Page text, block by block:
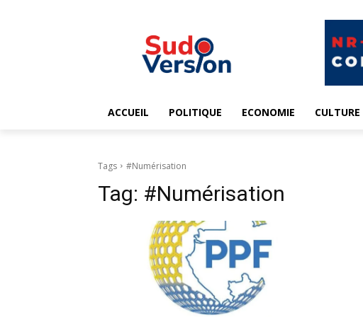
ACCUEIL POLITIQUE ECONOMIE CULTURE
Tags #Numérisation
Tag: #Numérisation